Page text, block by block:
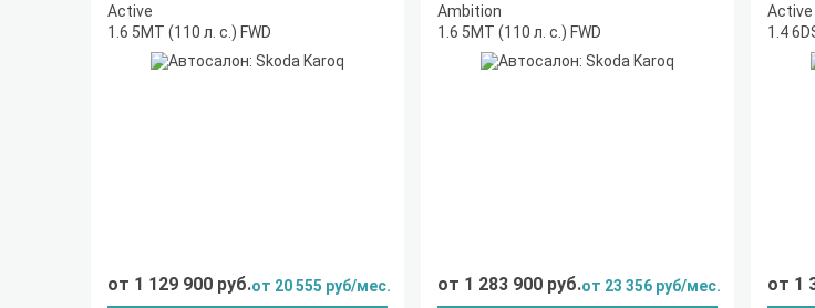
Active
1.6 5MT (110 л. с.) FWD
от 1 129 900 руб.от 20 555 руб/мес.
Ambition
1.6 5MT (110 л. с.) FWD
от 1 283 900 руб.от 23 356 руб/мес.
Active
1.4
от 1